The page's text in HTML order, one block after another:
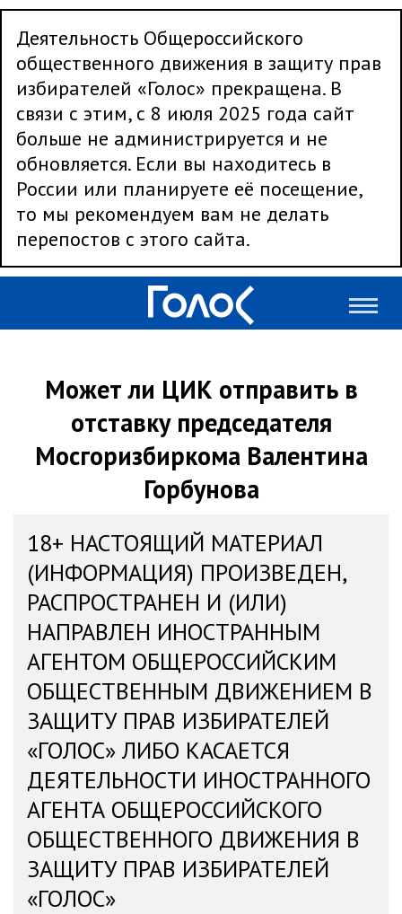
Деятельность Общероссийского
общественного движения в защиту прав
избирателей «Голос» прекращена. В
связи с этим, с 8 июля 2025 года сайт
больше не администрируется и не
обновляется. Если вы находитесь в
России или планируете её посещение,
то мы рекомендуем вам не делать
перепостов с этого сайта.
Может ли ЦИК отправить в
отставку председателя
Мосгоризбиркома Валентина
Горбунова
18+ НАСТОЯЩИЙ МАТЕРИАЛ
(ИНФОРМАЦИЯ) ПРОИЗВЕДЕН,
РАСПРОСТРАНЕН И (ИЛИ)
НАПРАВЛЕН ИНОСТРАННЫМ
АГЕНТОМ ОБЩЕРОССИЙСКИМ
ОБЩЕСТВЕННЫМ ДВИЖЕНИЕМ В
ЗАЩИТУ ПРАВ ИЗБИРАТЕЛЕЙ
«ГОЛОС» ЛИБО КАСАЕТСЯ
ДЕЯТЕЛЬНОСТИ ИНОСТРАННОГО
АГЕНТА ОБЩЕРОССИЙСКОГО
ОБЩЕСТВЕННОГО ДВИЖЕНИЯ В
ЗАЩИТУ ПРАВ ИЗБИРАТЕЛЕЙ
«ГОЛОС»